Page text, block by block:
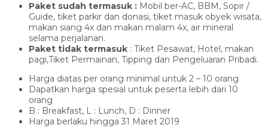
Paket sudah termasuk : Mobil ber-AC, BBM, Sopir /
Guide, tiket parkir dan donasi, tiket masuk obyek wisata,
makan siang 4x dan makan malam 4x, air mineral
selama perjalanan.
Paket tidak termasuk : Tiket Pesawat, Hotel, makan
pagi,Tiket Permainan, Tipping dan Pengeluaran Pribadi.
Harga diatas per orang minimal untuk 2 – 10 orang
Dapatkan harga spesial untuk peserta lebih dari 10
orang
B : Breakfast, L : Lunch, D : Dinner
Harga berlaku hingga 31 Maret 2019